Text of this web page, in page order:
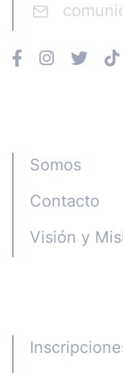
Somos
Contacto
Visión y